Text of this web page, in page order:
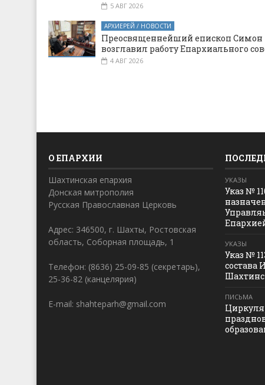
5 АВГ 2026
АРХИЕРЕЙ / НОВОСТИ
Преосвященнейший епископ Симон
возглавил работу Епархиального
4 АВГ 2026
О ЕПАРХИИ
Шахтинская епархия
Донская митрополия
Русская Православная Церковь
Адрес: 346500, г. Шахты, Ростовская
область, Соборная площадь, 1
Телефон: (8636) 25-09-85 (секретарь),
25-36-82 (канцелярия)
E-mail: shahteparh@gmail.com
УКАЗЫ
Указ №
УКАЗЫ
Указ №
состава
ПИСЬМА